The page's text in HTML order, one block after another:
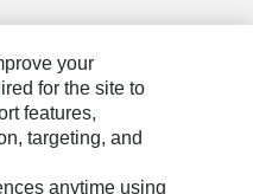
your
for the site to
features,
targeting, and
anytime using